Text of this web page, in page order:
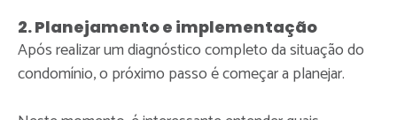
2. Planejamento e implementação
Após realizar um diagnóstico completo da situação do
condomínio, o próximo passo é começar a planejar.